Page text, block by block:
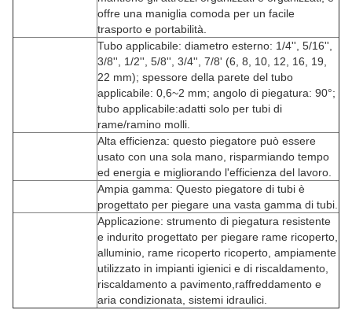
offre una maniglia comoda per un facile
trasporto e portabilità.
Tubo applicabile: diametro esterno: 1/4'', 5/16'',
3/8'', 1/2'', 5/8'', 3/4'', 7/8' (6, 8, 10, 12, 16, 19,
22 mm); spessore della parete del tubo
applicabile: 0,6~2 mm; angolo di piegatura: 90°;
tubo applicabile:adatti solo per tubi di
rame/ramino molli.
Alta efficienza: questo piegatore può essere
usato con una sola mano, risparmiando tempo
ed energia e migliorando l'efficienza del lavoro.
Ampia gamma: Questo piegatore di tubi è
progettato per piegare una vasta gamma di tubi.
Applicazione: strumento di piegatura resistente
e indurito progettato per piegare rame ricoperto,
alluminio, rame ricoperto ricoperto, ampiamente
utilizzato in impianti igienici e di riscaldamento,
riscaldamento a pavimento,raffreddamento e
aria condizionata, sistemi idraulici.